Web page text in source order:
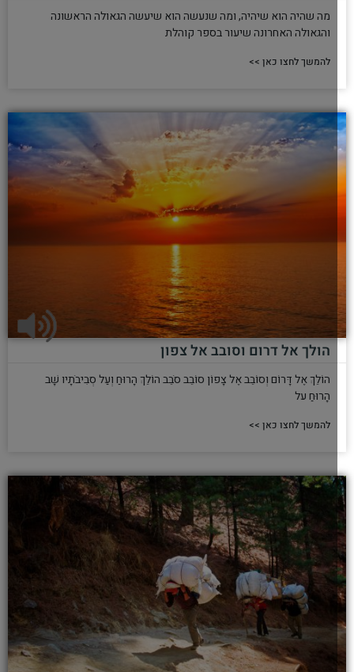
מה שהיה הוא שיהיה, ומה שנעשה הוא שיעשה הגאולה הראשונה
והגאולה האחרונה שיעור בספר קוהלת
להמשך לחצו כאן >>
הולך אל דרום וסובב אל צפון
הוֹלֵךְ אֶל דָּרוֹם וְסוֹבֵב אֶל צָפוֹן סוֹבֵב סֹבֵב הוֹלֵךְ הָרוּחַ וְעַל סְבִיבֹתָיו שָׁב
הָרוּחַ על
להמשך לחצו כאן >>